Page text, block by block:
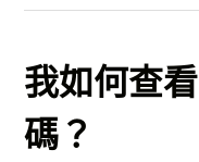
我如何查
碼？